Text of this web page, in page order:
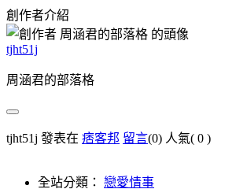
創作者介紹
tjht51j
周涵君的部落格
tjht51j 發表在 痞客邦 留言(0) 人氣( 0 )
全站分類： 戀愛情事